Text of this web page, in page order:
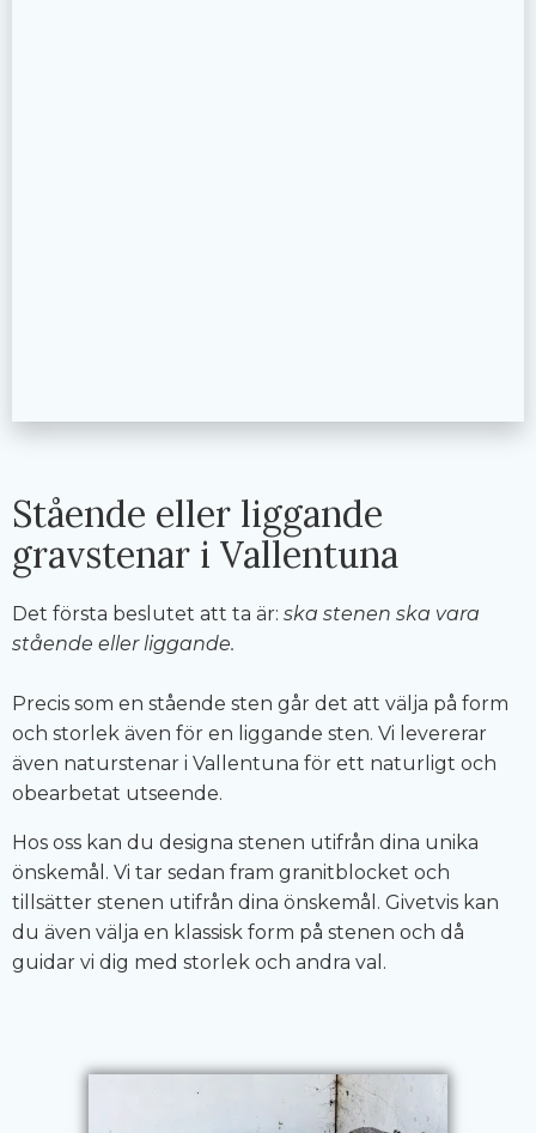
Stående eller liggande
gravstenar i Vallentuna
Det första beslutet att ta är: ska stenen ska vara
stående eller liggande.
Precis som en stående sten går det att välja på form
och storlek även för en liggande sten. Vi levererar
även naturstenar i Vallentuna för ett naturligt och
obearbetat utseende.
Hos oss kan du designa stenen utifrån dina unika
önskemål. Vi tar sedan fram granitblocket och
tillsätter stenen utifrån dina önskemål. Givetvis kan
du även välja en klassisk form på stenen och då
guidar vi dig med storlek och andra val.